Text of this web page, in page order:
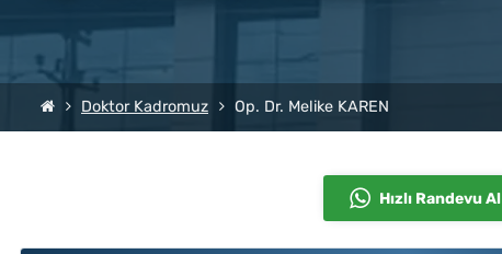
Doktor Kadromuz Op. Dr. Melike KAREN
Hızlı Randevu Al